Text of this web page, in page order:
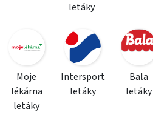
letáky
Moje
lékárna
letáky
Intersport
letáky
Bala
letáky